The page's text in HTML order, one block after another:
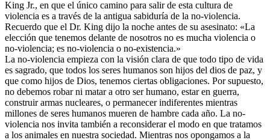
King Jr., en que el único camino para salir de esta cultura de
violencia es a través de la antigua sabiduría de la no-violencia.
Recuerdo que el Dr. King dijo la noche antes de su asesinato: «La
elección que tenemos delante de nosotros no es mucha violencia o
no-violencia; es no-violencia o no-existencia.»
La no-violencia empieza con la visión clara de que todo tipo de vida
es sagrado, que todos los seres humanos son hijos del dios de paz, y
que como hijos de Dios, tenemos ciertas obligaciones. Por supuesto,
no debemos robar ni matar a otro ser humano, estar en guerra,
construir armas nucleares, o permanecer indiferentes mientras
millones de seres humanos mueren de hambre cada año. La no-
violencia nos invita también a reconsiderar el modo en que tratamos
a los animales en nuestra sociedad. Mientras nos opongamos a la